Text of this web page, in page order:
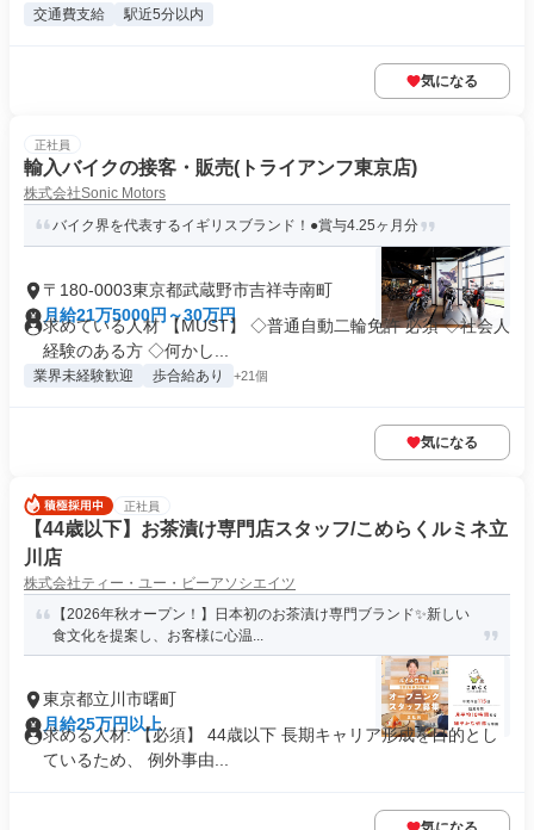
交通費支給 駅近5分以内
気になる
正社員
輸入バイクの接客・販売(トライアンフ東京店)
株式会社Sonic Motors
バイク界を代表するイギリスブランド！●賞与4.25ヶ月分
〒180-0003東京都武蔵野市吉祥寺南町
月給21万5000円～30万円
求めている人材 【MUST】 ◇普通自動二輪免許 必須 ◇社会人
経験のある方 ◇何かし...
業界未経験歓迎 歩合給あり +21個
気になる
正社員
【44歳以下】お茶漬け専門店スタッフ/こめらくルミネ立
川店
株式会社ティー・ユー・ビーアソシエイツ
【2026年秋オープン！】日本初のお茶漬け専門ブランド✨新しい
食文化を提案し、お客様に心温...
東京都立川市曙町
月給25万円以上
求める人材: 【必須】 44歳以下 長期キャリア形成を目的とし
ているため、 例外事由...